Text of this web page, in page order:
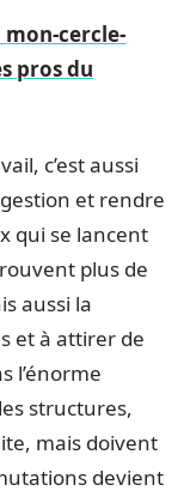
cercle-
pros du
c’est aussi
et rendre
qui se lancent
plus de
aussi la
et à attirer de
l’énorme
structures,
mais doivent
devient